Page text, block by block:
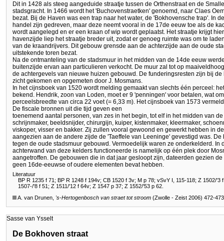
Dit in 1428 als steeg aangeduide straatje tussen de Orthenstraat en de
stadsgracht. In 1466 wordt het 'Buchovenstraetken' genoemd, naar Claes
bezat. Bij de Haven was een trap naar het water, de 'Bokhovensche trap'. In
handel zijn gedreven, maar deze neemt vooral in de 17de eeuw toe als de
wordt aangelegd en er een kraan of wip wordt geplaatst. Het straatje krijgt
havenzijde liep het straatje breder uit, zodat er genoeg ruimte was om te
van de kraandrijvers. Dit gebouw grensde aan de achterzijde aan de oude
uitstekende toren bezat.
Na de ontmanteling van de stadsmuur in het midden van de 14de eeuw
buitenzijde ervan aan particulieren verkocht. De muur zal tot op
de achtergevels van nieuwe huizen gebouwd. De funderingsresten zijn bij
zicht gekomen en opgemeten door J. Mosmans.
In het cijnsboek van 1520 wordt melding gemaakt van slechts één perceel:
bekend. Hendrik, zoon van Loden, moet er 9 'penningen' voor betalen, wat
perceelsbreedte van circa 22 voet (= 6,33 m). Het cijnsboek van 1573
De fiscale bronnen uit die tijd geven een
toenemend aantal personen, van zes in het begin, tot elf in het midden van
schrijnmaker, beeldsnijder, chirurgijn, kuiper, kistenmaker, kleermaker,
viskoper, visser en bakker. Zij zullen vooral gewoond en gewerkt hebben in
aangezien aan de andere zijde de 'Taeffele van Leeninge' gevestigd was.
tegen de oude stadsmuur gebouwd. Vermoedelijk waren ze onderkelderd. In
achterwand van deze kelders functioneerde is namelijk op één plek door
aangetroffen. De gebouwen die in dat jaar gesloopt zijn, dateerden gezien
geen 16de-eeuwse of oudere elementen bevat hebben.
Literatuur
BP R 1235 f 71; BP R 1248 f 194v; CB 1520 f 3v; M p 78; vSvY I, 115-118; Z 1502/
1507-/'8 f 51; Z 1511/'12 f 64v; Z 1547 p 37; Z 1552/'53 p 62.
A. van Drunen, 's-Hertogenbosch van straet tot stroom (Zwolle - Zeist 2006) 472-473
Sasse van Ysselt
De Bokhoven straat